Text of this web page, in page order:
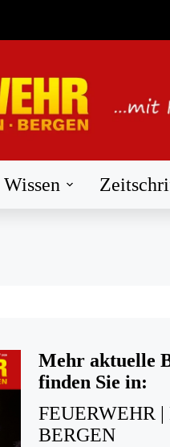
Wissen
Mehr aktuelle
finden Sie in:
FEUERWEHR
BERGEN